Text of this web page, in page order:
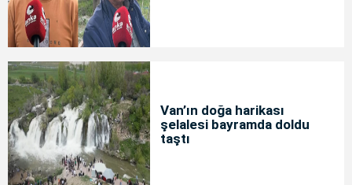
Van’ın doğa harikası
şelalesi bayramda doldu
taştı